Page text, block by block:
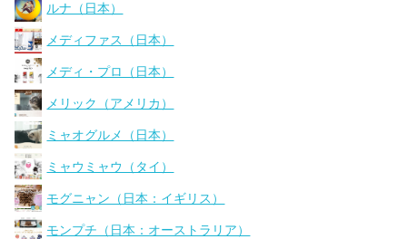
ルナ（日本）
メディファス（日本）
メディ・プロ（日本）
メリック（アメリカ）
ミャオグルメ（日本）
ミャウミャウ（タイ）
モグニャン（日本：イギリス）
モンプチ（日本：オーストラリア）